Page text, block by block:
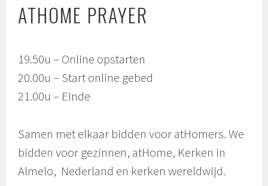
ATHOME PRAYER
19.50u – Online opstarten
20.00u – Start online gebed
21.00u – Einde
Samen met elkaar bidden voor atHomers. We
bidden voor gezinnen, atHome, Kerken in
Almelo, Nederland en kerken wereldwijd.